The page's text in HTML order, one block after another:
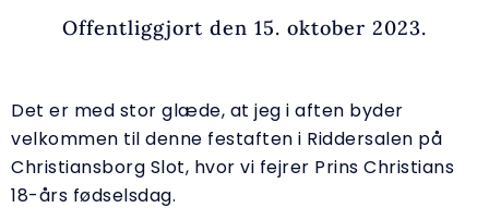
Offentliggjort den 15. oktober 2023.
Det er med stor glæde, at jeg i aften byder
velkommen til denne festaften i Riddersalen på
Christiansborg Slot, hvor vi fejrer Prins Christians
18-års fødselsdag.